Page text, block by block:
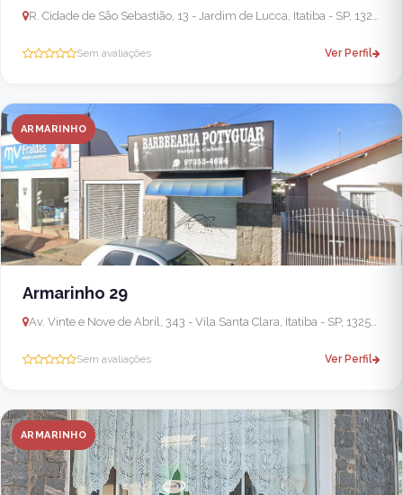
R. Cidade de São Sebastião, 13 - Jardim de Lucca, Itatiba - SP, 13255-270, Brasil
Sem avaliações Ver Perfil
ARMARINHO
Armarinho 29
Av. Vinte e Nove de Abril, 343 - Vila Santa Clara, Itatiba - SP, 13256-000, Brasil
Sem avaliações Ver Perfil
ARMARINHO